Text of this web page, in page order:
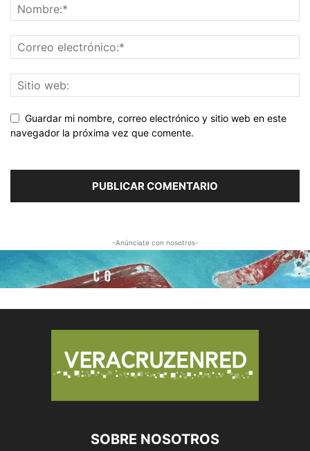
Guardar mi nombre, correo electrónico y sitio web en este
navegador la próxima vez que comente.
-Anúnciate con nosotros-
SOBRE NOSOTROS